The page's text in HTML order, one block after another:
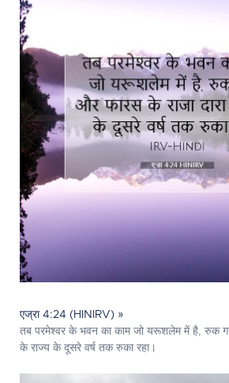
एज्रा 4:24 (HINIRV) »
तब परमेश्‍वर के भवन का काम जो यरूशलेम में है, रुक
के राज्य के दूसरे वर्ष तक रुका रहा।